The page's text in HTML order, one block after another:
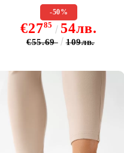
-50%
€2785 54лв.
€55.69 109лв.